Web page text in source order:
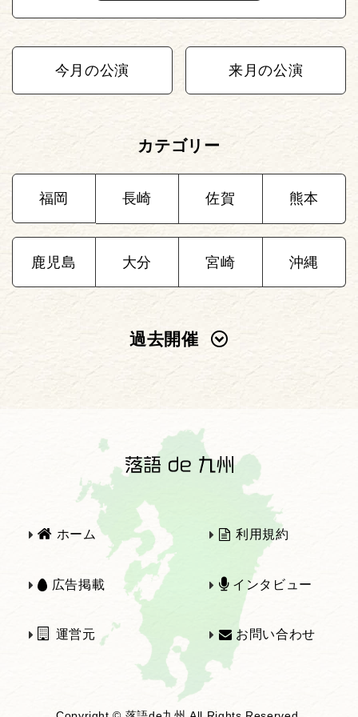
今月の公演 来月の公演
カテゴリー
福岡 長崎 佐賀 熊本
鹿児島 大分 宮崎 沖縄
過去開催
2022年
2021年 2020年
2019年 2018年
2017年 2016年
ホーム 利用規約
広告掲載 インタビュー
運営元 お問い合わせ